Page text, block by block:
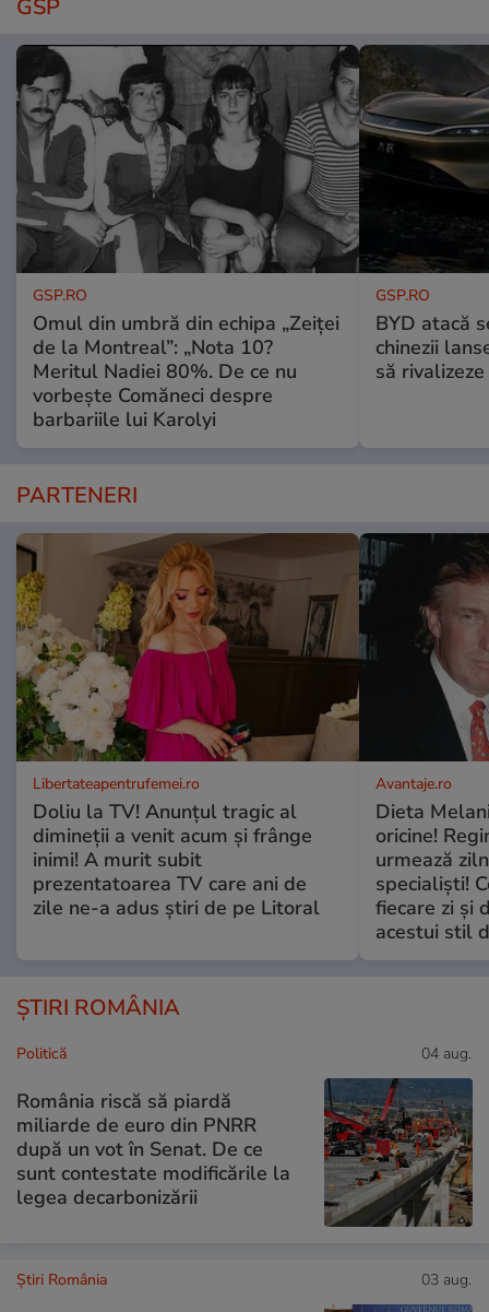
GSP
GSP.RO
Omul din umbră din echipa „Zeiței
de la Montreal”: „Nota 10?
Meritul Nadiei 80%. De ce nu
vorbește Comăneci despre
barbariile lui Karolyi
GSP.RO
BYD atacă
chinezii
să
PARTENERI
Libertateapentrufemei.ro
Doliu la TV! Anunțul tragic al
dimineții a venit acum și frânge
inimi! A murit subit
prezentatoarea TV care ani de
zile ne-a adus știri de pe Litoral
Avantaje.ro
Dieta
oricine!
urmează
specialiști!
fiecare zi și
acestui stil
ȘTIRI ROMÂNIA
Politică 04 aug.
România riscă să piardă
miliarde de euro din PNRR
după un vot în Senat. De ce
sunt contestate modificările la
legea decarbonizării
Știri România 03 aug.